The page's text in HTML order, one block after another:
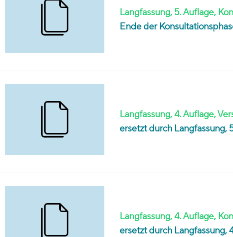
Langfassung, 5. Auflage,
Ende der
Langfassung, 4. Auflage,
ersetzt durch Langfassung,
Langfassung, 4. Auflage,
ersetzt durch Langfassung,